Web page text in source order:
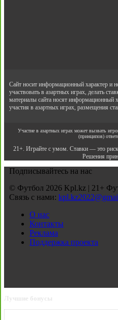
Сайт носит информационный характер и
участвовать в азартных играх, делать
материалы сайта носят информационный
участия в азартных играх, размещения
Участие в азартных играх может вызвать
(принципов)
21+. Играйте с умом. Ставки — это
Решения
Подписывайтесь на нас
© Футбол 2026 Kpl.kz | 21+
Связь с нами:
О нас
Контакты
Реклама
Поддержка проекта
Лучшие бонусы